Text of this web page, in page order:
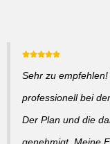
Sehr zu
professionell bei
Der Plan und die